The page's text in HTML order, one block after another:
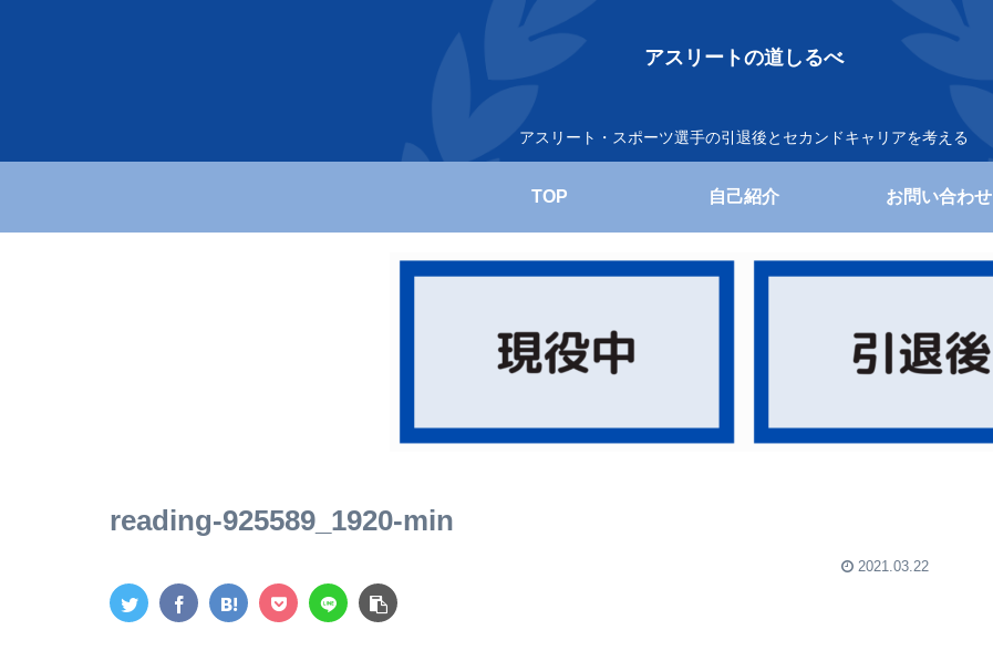
アスリートの道しるべ
アスリート・スポーツ選手の引退後とセカンドキャリアを考える
TOP 自己紹介 お問い合わせ
reading-925589_1920-min
2021.03.22